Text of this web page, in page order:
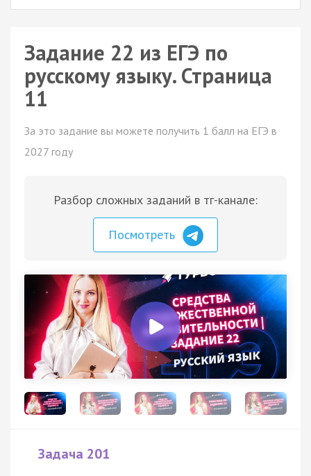
Задание 22 из ЕГЭ по
русскому языку. Страница
11
За это задание вы можете получить 1 балл на ЕГЭ в
2027 году
Разбор сложных заданий в тг-канале:
Посмотреть
Задача 201